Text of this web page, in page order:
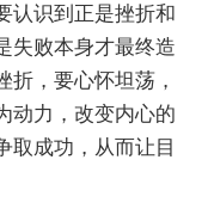
认识到正是挫折和
失败本身才最终造
折，要心怀坦荡，
动力，改变内心的
取成功，从而让目